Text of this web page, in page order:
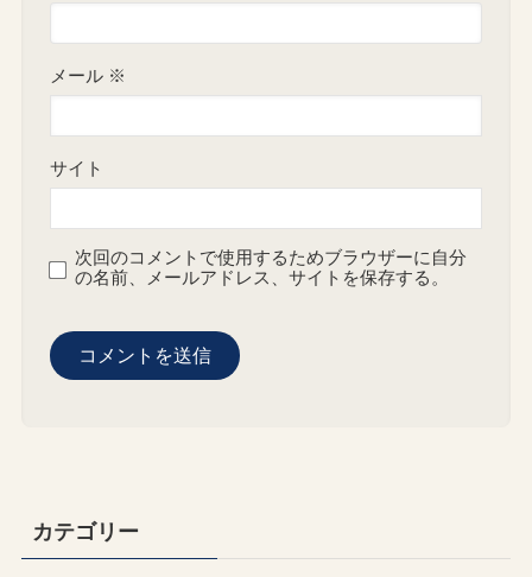
メール ※
サイト
次回のコメントで使用するためブラウザーに自分
の名前、メールアドレス、サイトを保存する。
カテゴリー